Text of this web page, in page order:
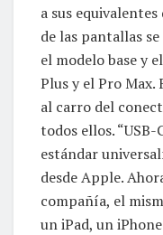
a sus
de las pantallas
el modelo base y
Plus y el Pro Max.
al carro del
todos ellos.
estándar
desde Apple.
compañía, el
un iPad, un